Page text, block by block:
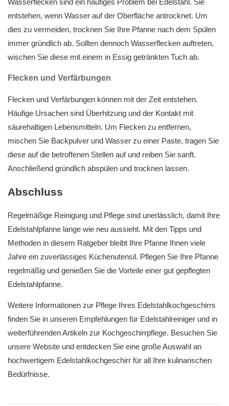
Wasserflecken sind ein häufiges Problem bei Edelstahl. Sie
entstehen, wenn Wasser auf der Oberfläche antrocknet. Um
dies zu vermeiden, trocknen Sie Ihre Pfanne nach dem Spülen
immer gründlich ab. Sollten dennoch Wasserflecken auftreten,
wischen Sie diese mit einem in Essig getränkten Tuch ab.
Flecken und Verfärbungen
Flecken und Verfärbungen können mit der Zeit entstehen.
Häufige Ursachen sind Überhitzung und der Kontakt mit
säurehaltigen Lebensmitteln. Um Flecken zu entfernen,
mischen Sie Backpulver und Wasser zu einer Paste, tragen Sie
diese auf die betroffenen Stellen auf und reiben Sie sanft.
Anschließend gründlich abspülen und trocknen lassen.
Abschluss
Regelmäßige Reinigung und Pflege sind unerlässlich, damit Ihre
Edelstahlpfanne lange wie neu aussieht. Mit den Tipps und
Methoden in diesem Ratgeber bleibt Ihre Pfanne Ihnen viele
Jahre ein zuverlässiges Küchenutensil. Pflegen Sie Ihre Pfanne
regelmäßig und genießen Sie die Vorteile einer gut gepflegten
Edelstahlpfanne.
Weitere Informationen zur Pflege Ihres Edelstahlkochgeschirrs
finden Sie in unseren Empfehlungen für Edelstahlreiniger und in
weiterführenden Artikeln zur Kochgeschirrpflege. Besuchen Sie
unsere Website und entdecken Sie eine große Auswahl an
hochwertigem Edelstahlkochgeschirr für all Ihre kulinarischen
Bedürfnisse.